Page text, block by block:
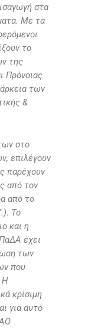
στα
Με τα
το
της
Πρόνοιας
των
&
στο
επιλέγουν
παρέχουν
από τον
από το
Το
και η
έχει
των
που
Η
κρίσιμη
για αυτό